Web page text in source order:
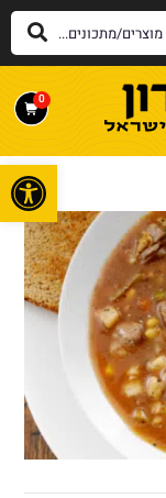
0